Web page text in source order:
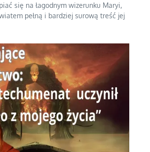
się na łagodnym wizerunku Maryi,
pełną i bardziej surową treść jej